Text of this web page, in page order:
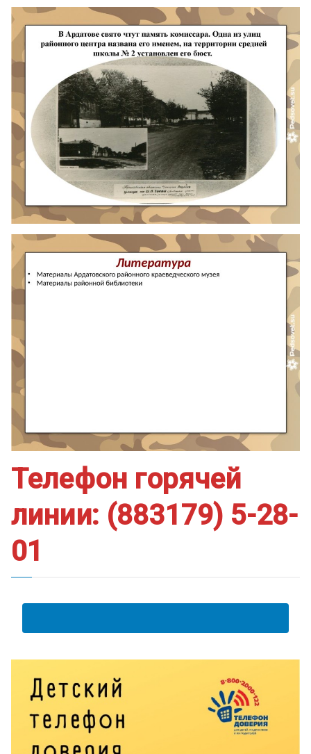
Телефон горячей
линии: (883179) 5-28-
01